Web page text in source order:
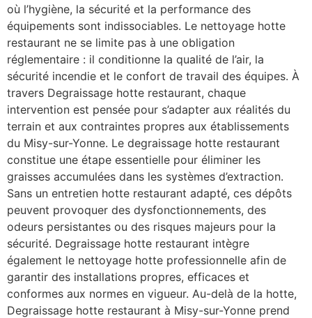
où l’hygiène, la sécurité et la performance des
équipements sont indissociables. Le nettoyage hotte
restaurant ne se limite pas à une obligation
réglementaire : il conditionne la qualité de l’air, la
sécurité incendie et le confort de travail des équipes. À
travers Degraissage hotte restaurant, chaque
intervention est pensée pour s’adapter aux réalités du
terrain et aux contraintes propres aux établissements
du Misy-sur-Yonne. Le degraissage hotte restaurant
constitue une étape essentielle pour éliminer les
graisses accumulées dans les systèmes d’extraction.
Sans un entretien hotte restaurant adapté, ces dépôts
peuvent provoquer des dysfonctionnements, des
odeurs persistantes ou des risques majeurs pour la
sécurité. Degraissage hotte restaurant intègre
également le nettoyage hotte professionnelle afin de
garantir des installations propres, efficaces et
conformes aux normes en vigueur. Au-delà de la hotte,
Degraissage hotte restaurant à Misy-sur-Yonne prend